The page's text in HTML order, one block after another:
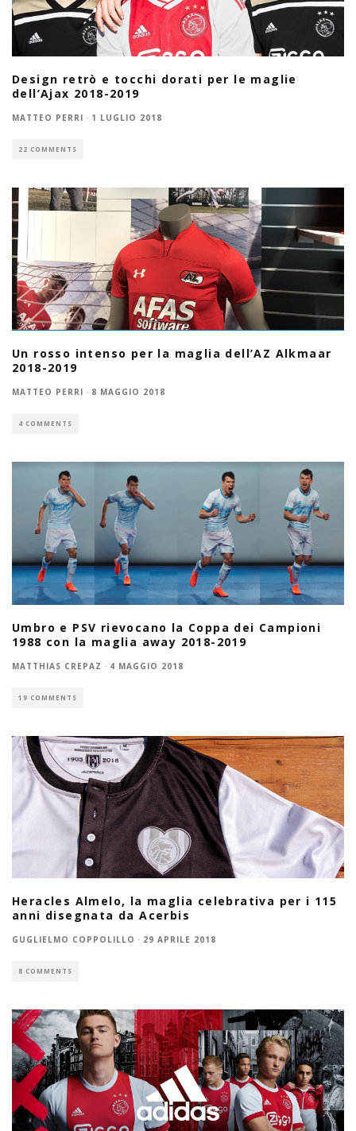
Design retrò e tocchi dorati per le maglie
dell’Ajax 2018-2019
MATTEO PERRI · 1 LUGLIO 2018
22 COMMENTS
Un rosso intenso per la maglia dell’AZ Alkmaar
2018-2019
MATTEO PERRI · 8 MAGGIO 2018
4 COMMENTS
Umbro e PSV rievocano la Coppa dei Campioni
1988 con la maglia away 2018-2019
MATTHIAS CREPAZ · 4 MAGGIO 2018
19 COMMENTS
Heracles Almelo, la maglia celebrativa per i 115
anni disegnata da Acerbis
GUGLIELMO COPPOLILLO · 29 APRILE 2018
8 COMMENTS